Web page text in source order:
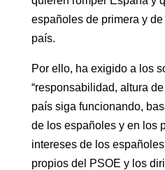
españoles de primera y
país.
Por ello, ha exigido a los
“responsabilidad, altura
país siga funcionando,
de los españoles y en los
intereses de los
propios del PSOE y los